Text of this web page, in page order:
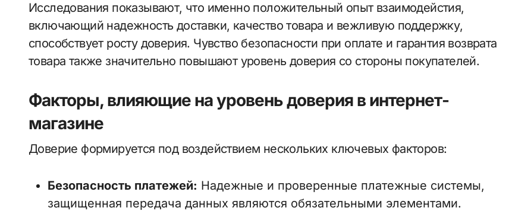
Исследования показывают, что именно положительный опыт взаимодейстия,
включающий надежность доставки, качество товара и вежливую поддержку,
способствует росту доверия. Чувство безопасности при оплате и гарантия возврата
товара также значительно повышают уровень доверия со стороны покупателей.
Факторы, влияющие на уровень доверия в интернет-
магазине
Доверие формируется под воздействием нескольких ключевых факторов:
Безопасность платежей: Надежные и проверенные платежные системы,
защищенная передача данных являются обязательными элементами.